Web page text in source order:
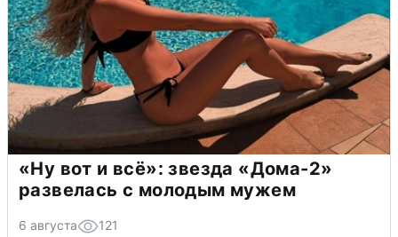
«Ну вот и всё»: звезда «Дома-2»
развелась с молодым мужем
6 августа 121